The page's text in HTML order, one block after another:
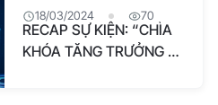
18/03/2024 70
RECAP SỰ KIỆN: “CHÌA
KHÓA TĂNG TRƯỞNG –